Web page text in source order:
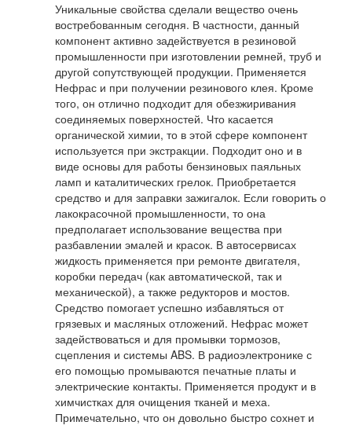
Уникальные свойства сделали вещество очень
востребованным сегодня. В частности, данный
компонент активно задействуется в резиновой
промышленности при изготовлении ремней, труб и
другой сопутствующей продукции. Применяется
Нефрас и при получении резинового клея. Кроме
того, он отлично подходит для обезжиривания
соединяемых поверхностей. Что касается
органической химии, то в этой сфере компонент
используется при экстракции. Подходит оно и в
виде основы для работы бензиновых паяльных
ламп и каталитических грелок. Приобретается
средство и для заправки зажигалок. Если говорить о
лакокрасочной промышленности, то она
предполагает использование вещества при
разбавлении эмалей и красок. В автосервисах
жидкость применяется при ремонте двигателя,
коробки передач (как автоматической, так и
механической), а также редукторов и мостов.
Средство помогает успешно избавляться от
грязевых и масляных отложений. Нефрас может
задействоваться и для промывки тормозов,
сцепления и системы ABS. В радиоэлектронике с
его помощью промываются печатные платы и
электрические контакты. Применяется продукт и в
химчистках для очищения тканей и меха.
Примечательно, что он довольно быстро сохнет и